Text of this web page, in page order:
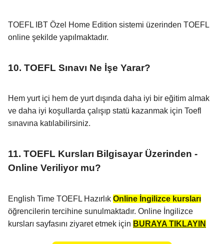
TOEFL IBT Özel Home Edition sistemi üzerinden TOEFL
online şekilde yapılmaktadır.
10. TOEFL Sınavı Ne İşe Yarar?
Hem yurt içi hem de yurt dışında daha iyi bir eğitim almak
ve daha iyi koşullarda çalışıp statü kazanmak için Toefl
sınavına katılabilirsiniz.
11. TOEFL Kursları Bilgisayar Üzerinden -
Online Veriliyor mu?
English Time TOEFL Hazırlık Online İngilizce kursları
öğrencilerin tercihine sunulmaktadır. Online İngilizce
kursları sayfasını ziyaret etmek için BURAYA TIKLAYIN